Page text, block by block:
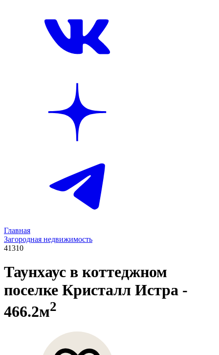
Главная
Загородная недвижимость
41310
Таунхаус в коттеджном
поселке Кристалл Истра -
466.2м2